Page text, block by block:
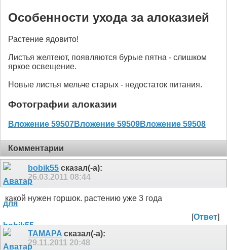
Особенности ухода за алоказией
Растение ядовито!
Листья желтеют, появляются бурые пятна - слишком
яркое освещение.
Новые листья мельче старых - недостаток питания.
Фотографии алоказии
Вложение 59507Вложение 59509Вложение 59508
Комментарии
bobik55 сказал(-а):
26.03.2011 08:44
какой нужен горшок. растению уже 3 года
[Ответ]
TAMAPA сказал(-а):
29.11.2011 20:48